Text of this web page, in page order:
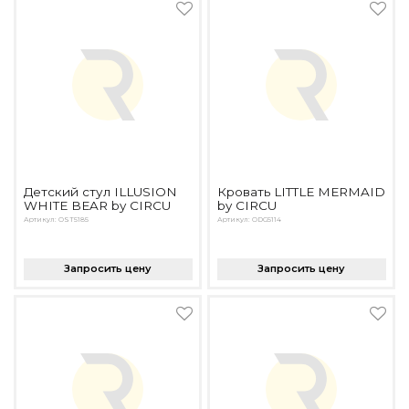
Подбор, производство и комплектация по вашему
Все категории товаров
Реализованные проекты
Детский стул ILLUSION
WHITE BEAR by CIRCU
Артикул: OST5185
Запросить цену
Кровать LITTLE MERMAID
by CIRCU
Артикул: ODG5114
Запросить цену